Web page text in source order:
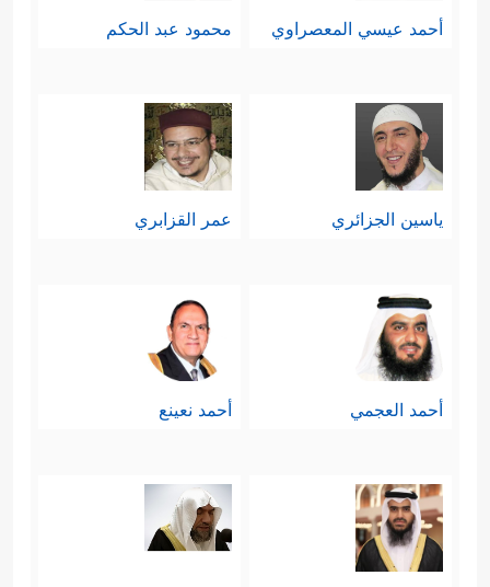
أحمد عيسي المعصراوي محمود عبد الحكم
ياسين الجزائري عمر القزابري
أحمد العجمي أحمد نعينع